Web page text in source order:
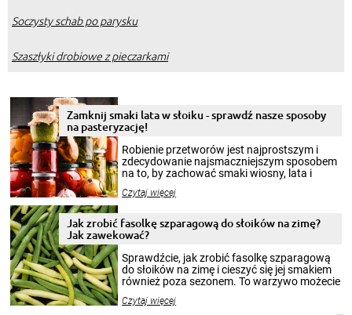
Soczysty schab po parysku
Szaszłyki drobiowe z pieczarkami
Zamknij smaki lata w słoiku - sprawdź nasze sposoby
na pasteryzację!
Robienie przetworów jest najprostszym i
zdecydowanie najsmaczniejszym sposobem
na to, by zachować smaki wiosny, lata i
krajobrazów, by cieszyć nimi oko w sezonie
pełni poczuć atmosferę cieplejszych
miesięcy. Przygotowanie słoików ze
smakowitą zawartością musi obejmować
patenty, które pozwolą zachować świeżość
przetworów.
Czytaj więcej
Jak zrobić fasolkę szparagową do słoików na zimę?
Jak zawekować?
Sprawdźcie, jak zrobić fasolkę szparagową
do słoików na zimę i cieszyć się jej smakiem
również poza sezonem. To warzywo możecie
nasze propozycje!
Czytaj więcej